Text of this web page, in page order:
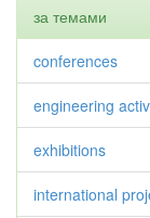
за темами
conferences
engineering
exhibitions
international